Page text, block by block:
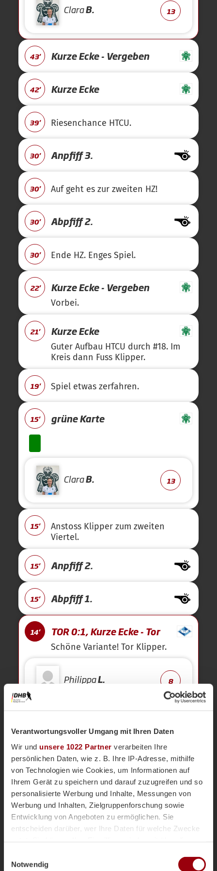
Verantwortungsvoller Umgang mit Ihren Daten
Wir und unsere 1022 Partner verarbeiten Ihre
persönlichen Daten, wie z. B. Ihre IP-Adresse, mithilfe
von Technologien wie Cookies, um Informationen auf
Ihrem Gerät zu speichern und darauf zuzugreifen und so
personalisierte Werbung und Inhalte, Messungen von
Werbung und Inhalten, Zielgruppenforschung sowie
Entwicklung von Angeboten zu ermöglichen. Sie
entscheiden darüber, wer Ihre Daten für welche Zwecke
Trigger Symbol ändern oder widerrufen
Notwendig
ClaraB. 13
43' Kurze Ecke - Vergeben
42' Kurze Ecke
39' Riesenchance HTCU.
30' Anpfiff 3.
30' Auf geht es zur zweiten HZ!
30' Abpfiff 2.
30' Ende HZ. Enges Spiel.
22' Kurze Ecke - Vergeben
Vorbei.
21' Kurze Ecke
Guter Aufbau HTCU durch #18. Im
Kreis dann Fuss Klipper.
19' Spiel etwas zerfahren.
15' grüne Karte
ClaraB. 13
15'
Anstoss Klipper zum zweiten
Viertel.
15' Anpfiff 2.
15' Abpfiff 1.
14' TOR 0:1, Kurze Ecke - Tor
Schöne Variante! Tor Klipper.
PhilippaL. 8
Kurze Ecke
12'
Klipper immer wieder mit
Schlenzern.
12' HTCU jetzt mit etwas Übergewicht.
12' Kurze Ecke - Vergeben